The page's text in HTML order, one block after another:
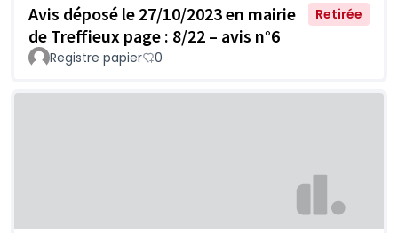
Avis déposé le 27/10/2023 en mairie
de Treffieux page : 8/22 – avis n°6
Retirée
Registre papier 0